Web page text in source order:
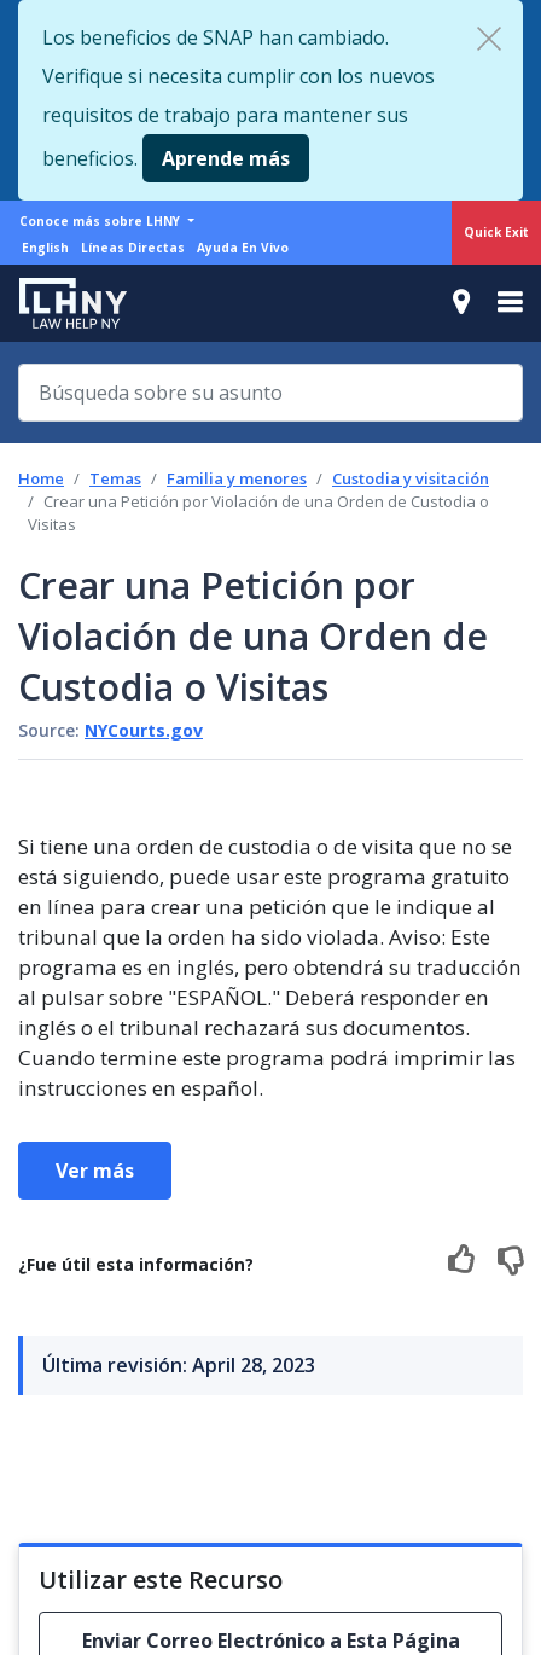
to
main
content
Quick Exit
Los beneficios de SNAP han cambiado.
Verifique si necesita cumplir con los nuevos
requisitos de trabajo para mantener sus
beneficios.
Aprende más
More
from
LHNY
Conoce más sobre LHNY
Support
menu
English Líneas Directas Ayuda En Vivo
Home Temas Familia y menores
Custodia y visitación
Crear una Petición por Violación de una Orden de Custodia o
Visitas
Crear una Petición por
Violación de una Orden de
Custodia o Visitas
Source: NYCourts.gov
Si tiene una orden de custodia o de visita que no se
está siguiendo, puede usar este programa gratuito
en línea para crear una petición que le indique al
tribunal que la orden ha sido violada. Aviso: Este
programa es en inglés, pero obtendrá su traducción
al pulsar sobre "ESPAÑOL." Deberá responder en
inglés o el tribunal rechazará sus documentos.
Cuando termine este programa podrá imprimir las
instrucciones en español.
Ver más
¿Fue útil esta información?
Última revisión: April 28, 2023
Utilizar este Recurso
Enviar Correo Electrónico a Esta Página